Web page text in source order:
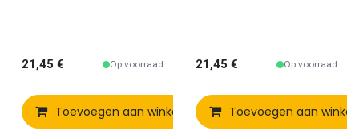
21,45 € Op voorraad
Toevoegen aan winkelmandje Vergelijken
21,45 € Op voorraad
Toevoegen aan